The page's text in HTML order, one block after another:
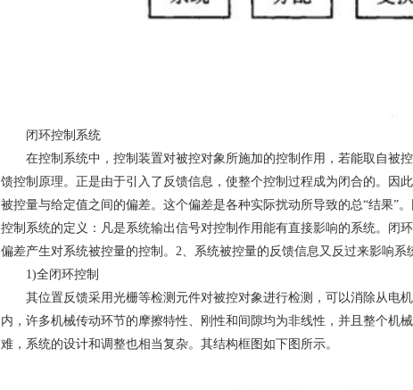
闭环控制系统
在控制系统中，控制装置对被控对象所施加的控制作用，若能取自被
馈控制原理。正是由于引入了反馈信息，使整个控制过程成为闭合的。因
被控量与给定值之间的偏差。这个偏差是各种实际扰动所导致的总“结果”
控制系统的定义：凡是系统输出信号对控制作用能有直接影响的系统。闭
偏差产生对系统被控量的控制。2、系统被控量的反馈信息又反过来影响系
1)全闭环控制
其位置反馈采用光栅等检测元件对被控对象进行检测，可以消除从电
内，许多机械传动环节的摩擦特性、刚性和间隙均为非线性，并且整个机
难，系统的设计和调整也相当复杂。其结构框图如下图所示。